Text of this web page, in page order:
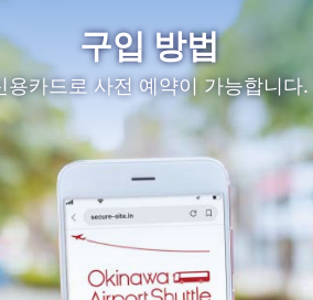
구입 방법
용카드로 사전 예약이 가능합니다.